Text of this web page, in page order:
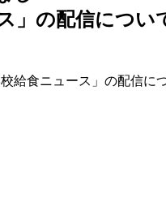
」の配信につい
給食ニュース」の配信に